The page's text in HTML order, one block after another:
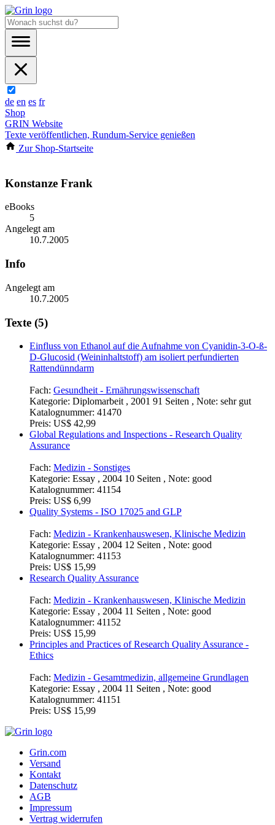
de en es fr
Shop
GRIN Website
Texte veröffentlichen, Rundum-Service genießen
Zur Shop-Startseite
Konstanze Frank
eBooks
5
Angelegt am
10.7.2005
Info
Angelegt am
10.7.2005
Texte (5)
Einfluss von Ethanol auf die Aufnahme von Cyanidin-3-O-ß-
D-Glucosid (Weininhaltstoff) am isoliert perfundierten
Rattendünndarm
Fach: Gesundheit - Ernährungswissenschaft
Kategorie: Diplomarbeit , 2001 91 Seiten , Note: sehr gut
Katalognummer: 41470
Preis: US$ 42,99
Global Regulations and Inspections - Research Quality
Assurance
Fach: Medizin - Sonstiges
Kategorie: Essay , 2004 10 Seiten , Note: good
Katalognummer: 41154
Preis: US$ 6,99
Quality Systems - ISO 17025 and GLP
Fach: Medizin - Krankenhauswesen, Klinische Medizin
Kategorie: Essay , 2004 12 Seiten , Note: good
Katalognummer: 41153
Preis: US$ 15,99
Research Quality Assurance
Fach: Medizin - Krankenhauswesen, Klinische Medizin
Kategorie: Essay , 2004 11 Seiten , Note: good
Katalognummer: 41152
Preis: US$ 15,99
Principles and Practices of Research Quality Assurance -
Ethics
Fach: Medizin - Gesamtmedizin, allgemeine Grundlagen
Kategorie: Essay , 2004 11 Seiten , Note: good
Katalognummer: 41151
Preis: US$ 15,99
Grin.com
Versand
Kontakt
Datenschutz
AGB
Impressum
Vertrag widerrufen